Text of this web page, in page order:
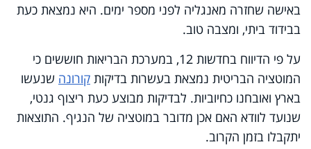
באישה שחזרה מאנגליה לפני מספר ימים. היא נמצאת כעת
בבידוד ביתי, ומצבה טוב.
על פי הדיווח בחדשות 12, במערכת הבריאות חוששים כי
המוטציה הבריטית נמצאת בעשרות בדיקות קורונה שנעשו
בארץ ואובחנו כחיוביות. לבדיקות מבוצע כעת ריצוף גנטי,
שנועד לוודא האם אכן מדובר במוטציה של הנגיף. התוצאות
יתקבלו בזמן הקרוב.